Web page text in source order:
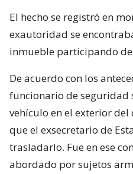
El hecho se registró en
exautoridad se
inmueble participando de
De acuerdo con los
funcionario de seguridad
vehículo en el exterior
que el exsecretario de
trasladarlo. Fue en ese
abordado por sujetos